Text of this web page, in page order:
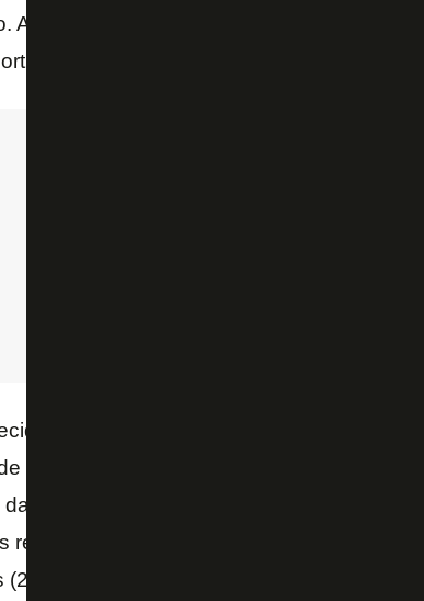
A princípio, a dupla chega para ser titular
que deve chegar até esta sexta-
da torcida botafoguense. O meia foi
2021 e, agora, também é no
do SofaScore, ele é líder em
recuperadas (73), duelos ganhos (62) e
passes certos no terço final (96) e